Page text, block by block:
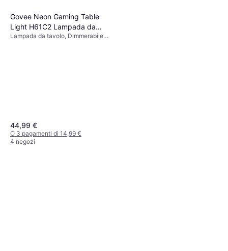
Govee Neon Gaming Table
Light H61C2 Lampada da
tavolo
Lampada da tavolo, Dimmerabile,
44,99 €
O 3 pagamenti di 14,99 €
4 negozi